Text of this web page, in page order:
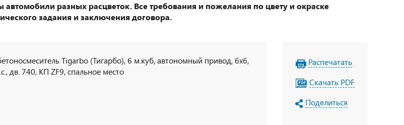
автомобили разных расцветок. Все требования и пожелания по цвету и окраске
задания и заключения договора.
Tigarbo (Тигарбо), 6 м.куб, автономный привод, 6х6,
дв. 740, КП ZF9, спальное место
Распечатать
Скачать PDF
Поделиться